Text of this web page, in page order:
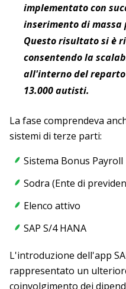
implementato con
inserimento di
Questo risultato si è
consentendo la
all'interno del
13.000 autisti.
La fase comprendeva
sistemi di terze parti:
Sistema Bonus Payroll
Sodra (Ente di
Elenco attivo
SAP S/4 HANA
L'introduzione dell'app
rappresentato un
coinvolgimento dei